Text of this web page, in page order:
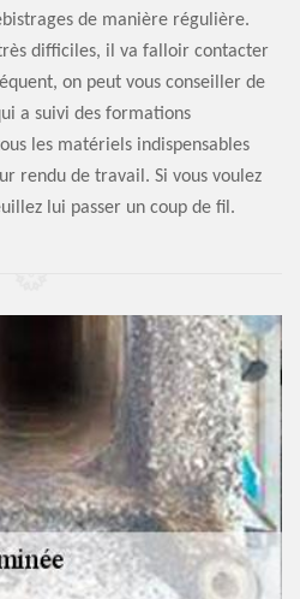
de manière régulière.
difficiles, il va falloir contacter
on peut vous conseiller de
a suivi des formations
les matériels indispensables
rendu de travail. Si vous voulez
lui passer un coup de fil.